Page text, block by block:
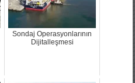
Sondaj Operasyonlarının
Dijitalleşmesi